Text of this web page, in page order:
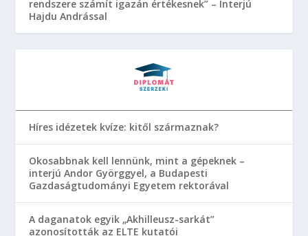
rendszere számít igazán értékesnek” – Interjú
Hajdu Andrással
Híres idézetek kvíze: kitől származnak?
Okosabbnak kell lennünk, mint a gépeknek –
interjú Andor Györggyel, a Budapesti
Gazdaságtudományi Egyetem rektorával
A daganatok egyik „Akhilleusz-sarkát”
azonosították az ELTE kutatói